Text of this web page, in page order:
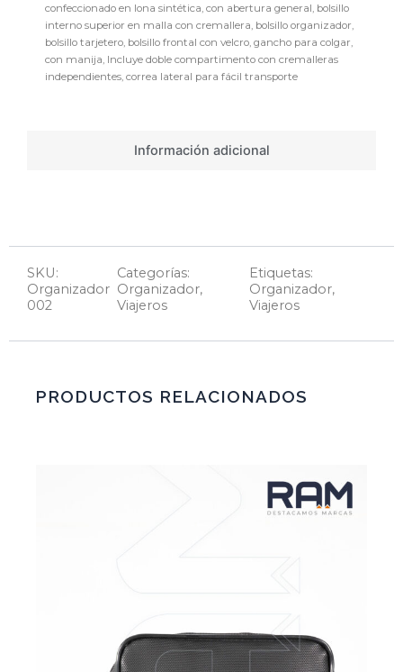
Información adicional
confeccionado en lona sintética, con abertura general, bolsillo
interno superior en malla con cremallera, bolsillo organizador,
bolsillo tarjetero, bolsillo frontal con velcro, gancho para colgar,
con manija, Incluye doble compartimento con cremalleras
independientes, correa lateral para fácil transporte
SKU:
Organizador
002
Categorías:
Organizador,
Viajeros
Etiquetas:
Organizador,
Viajeros
PRODUCTOS RELACIONADOS